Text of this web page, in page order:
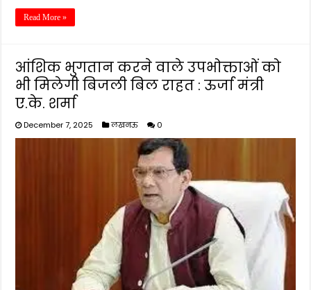
Read More »
आंशिक भुगतान करने वाले उपभोक्ताओं को
भी मिलेगी बिजली बिल राहत : ऊर्जा मंत्री
ए.के. शर्मा
December 7, 2025 लखनऊ 0